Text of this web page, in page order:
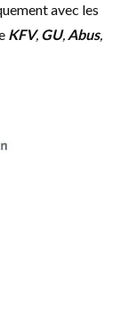
avec les
KFV, GU, Abus,